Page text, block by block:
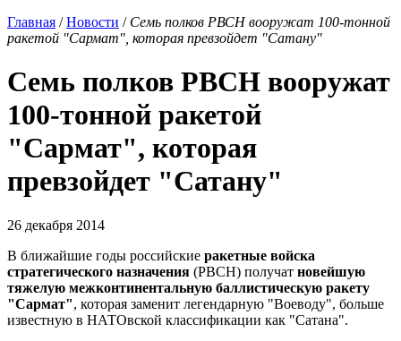
Главная /Новости / Семь полков РВСН вооружат 100-тонной
ракетой "Сармат", которая превзойдет "Сатану"
Семь полков РВСН вооружат
100-тонной ракетой
"Сармат", которая
превзойдет "Сатану"
26 декабря 2014
В ближайшие годы российские ракетные войска
стратегического назначения (РВСН) получат новейшую
тяжелую межконтинентальную баллистическую ракету
"Сармат", которая заменит легендарную "Воеводу", больше
известную в НАТОвской классификации как "Сатана".